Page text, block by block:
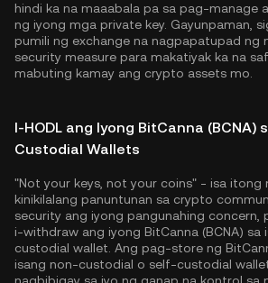
hindi ka na maaabala pa sa pag-manage
ng iyong mga private key. Gayunpaman,
pumili ng exchange na nagpapatupad ng
security measure para makatiyak ka na
mabuting kamay ang crypto assets mo.
I-HODL ang Iyong BitCanna (BCNA)
Custodial Wallets
"Not your keys, not your coins" - isa itong
kinikilalang panuntunan sa crypto
security ang iyong pangunahing concern,
i-withdraw ang iyong BitCanna (BCNA) sa
custodial wallet. Ang pag-store ng
isang non-custodial o self-custodial